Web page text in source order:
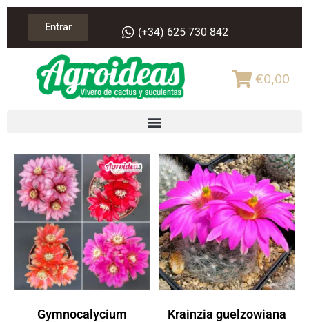
Entrar (+34) 625 730 842
€0,00
Gymnocalycium
Krainzia guelzowiana